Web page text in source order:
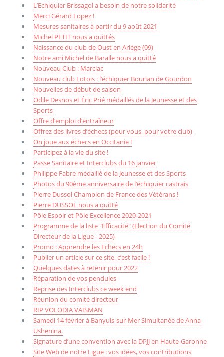
L’Echiquier Brissagol a besoin de notre solidarité
Merci Gérard Lopez !
Mesures sanitaires à partir du 9 août 2021
Michel PETIT nous a quittés
Naissance du club de Oust en Ariège (09)
Notre ami Michel de Baralle nous a quitté
Nouveau Club : Marciac
Nouveau club Lotois : l’échiquier Bourian de Gourdon
Nouvelles de début de saison
Odile Desnos et Éric Prié médaillés de la Jeunesse et des
Sports
Offre d’emploi d’entraîneur
Offrez des livres d’échecs (pour vous, pour votre club)
On joue aux échecs en Occitanie !
Participez à la vie du site !
Passe Sanitaire et Interclubs du 16 janvier
Philippe Fabre médaillé de la Jeunesse et des Sports
Photos du 90ème anniversaire de l’échiquier castrais
Pierre Dussol Champion de France des Vétérans !
Pierre DUSSOL nous a quitté
Pôle Espoir et Pôle Excellence 2020-2021
Programme de la liste "Efficacité" (Election du Comité
Directeur de la Ligue - 2025)
Promo : Apprendre les Echecs en 24h
Publier un article sur ce site, c’est facile !
Quelques dates à retenir pour 2022
Réparation de vos pendules
Reprise des Interclubs ce week end
Réunion du comité directeur
RIP VOLODIA VAISMAN
Samedi 14 février à Banyuls-sur-Mer Simultanée de Anna
Ushenina.
Signature d’une convention avec la DPJJ en Haute-Garonne
Site Web de notre Ligue : vos idées, vos contributions